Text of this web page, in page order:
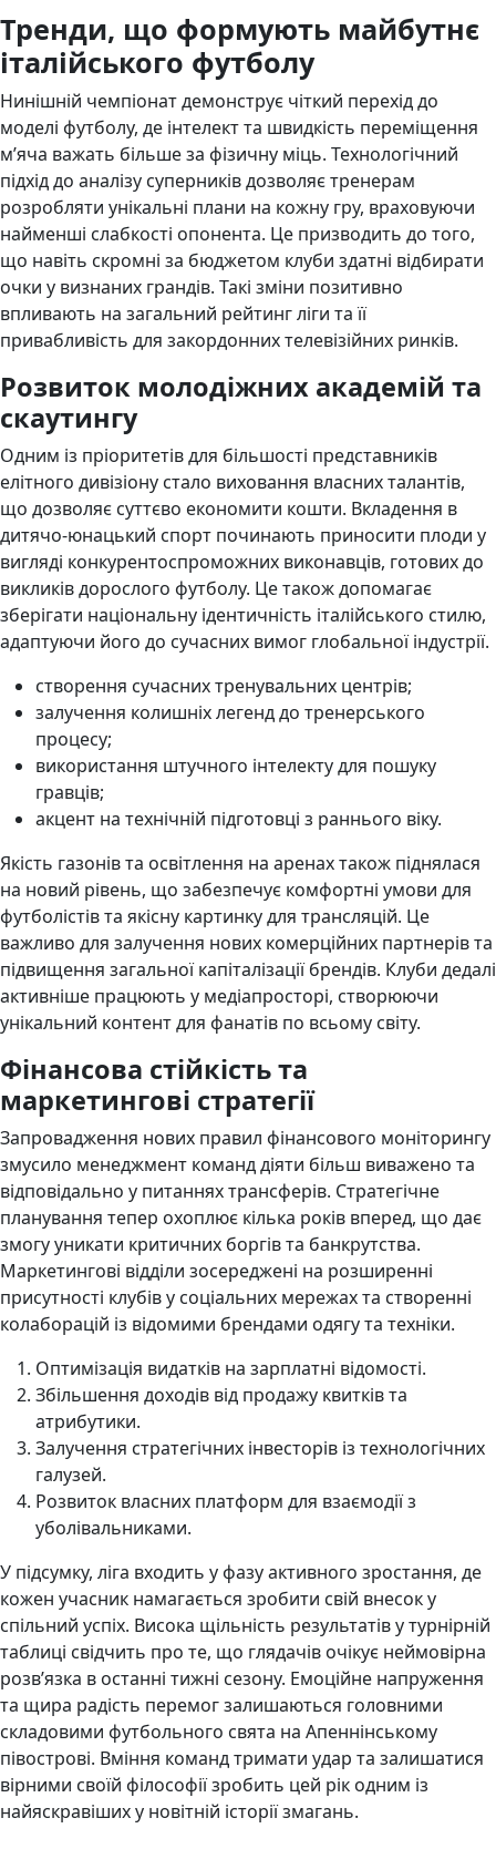
Тренди, що формують майбутнє
італійського футболу
Нинішній чемпіонат демонструє чіткий перехід до
моделі футболу, де інтелект та швидкість переміщення
м’яча важать більше за фізичну міць. Технологічний
підхід до аналізу суперників дозволяє тренерам
розробляти унікальні плани на кожну гру, враховуючи
найменші слабкості опонента. Це призводить до того,
що навіть скромні за бюджетом клуби здатні відбирати
очки у визнаних грандів. Такі зміни позитивно
впливають на загальний рейтинг ліги та її
привабливість для закордонних телевізійних ринків.
Розвиток молодіжних академій та
скаутингу
Одним із пріоритетів для більшості представників
елітного дивізіону стало виховання власних талантів,
що дозволяє суттєво економити кошти. Вкладення в
дитячо-юнацький спорт починають приносити плоди у
вигляді конкурентоспроможних виконавців, готових до
викликів дорослого футболу. Це також допомагає
зберігати національну ідентичність італійського стилю,
адаптуючи його до сучасних вимог глобальної індустрії.
створення сучасних тренувальних центрів;
залучення колишніх легенд до тренерського
процесу;
використання штучного інтелекту для пошуку
гравців;
акцент на технічній підготовці з раннього віку.
Якість газонів та освітлення на аренах також піднялася
на новий рівень, що забезпечує комфортні умови для
футболістів та якісну картинку для трансляцій. Це
важливо для залучення нових комерційних партнерів та
підвищення загальної капіталізації брендів. Клуби дедалі
активніше працюють у медіапросторі, створюючи
унікальний контент для фанатів по всьому світу.
Фінансова стійкість та
маркетингові стратегії
Запровадження нових правил фінансового моніторингу
змусило менеджмент команд діяти більш виважено та
відповідально у питаннях трансферів. Стратегічне
планування тепер охоплює кілька років вперед, що дає
змогу уникати критичних боргів та банкрутства.
Маркетингові відділи зосереджені на розширенні
присутності клубів у соціальних мережах та створенні
колаборацій із відомими брендами одягу та техніки.
Оптимізація видатків на зарплатні відомості.
Збільшення доходів від продажу квитків та
атрибутики.
Залучення стратегічних інвесторів із технологічних
галузей.
Розвиток власних платформ для взаємодії з
уболівальниками.
У підсумку, ліга входить у фазу активного зростання, де
кожен учасник намагається зробити свій внесок у
спільний успіх. Висока щільність результатів у турнірній
таблиці свідчить про те, що глядачів очікує неймовірна
розв’язка в останні тижні сезону. Емоційне напруження
та щира радість перемог залишаються головними
складовими футбольного свята на Апеннінському
півострові. Вміння команд тримати удар та залишатися
вірними своїй філософії зробить цей рік одним із
найяскравіших у новітній історії змагань.